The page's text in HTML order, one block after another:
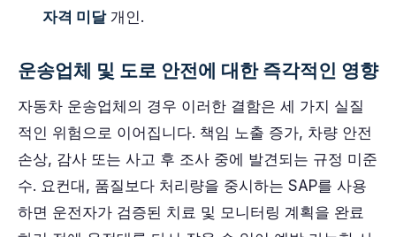
자격 미달개인.
운송업체 및 도로 안전에 대한 즉각적인 영향
자동차 운송업체의 경우 이러한 결함은 세 가지 실질
적인 위험으로 이어집니다. 책임 노출 증가, 차량 안전
손상, 감사 또는 사고 후 조사 중에 발견되는 규정 미준
수. 요컨대, 품질보다 처리량을 중시하는 SAP를 사용
하면 운전자가 검증된 치료 및 모니터링 계획을 완료